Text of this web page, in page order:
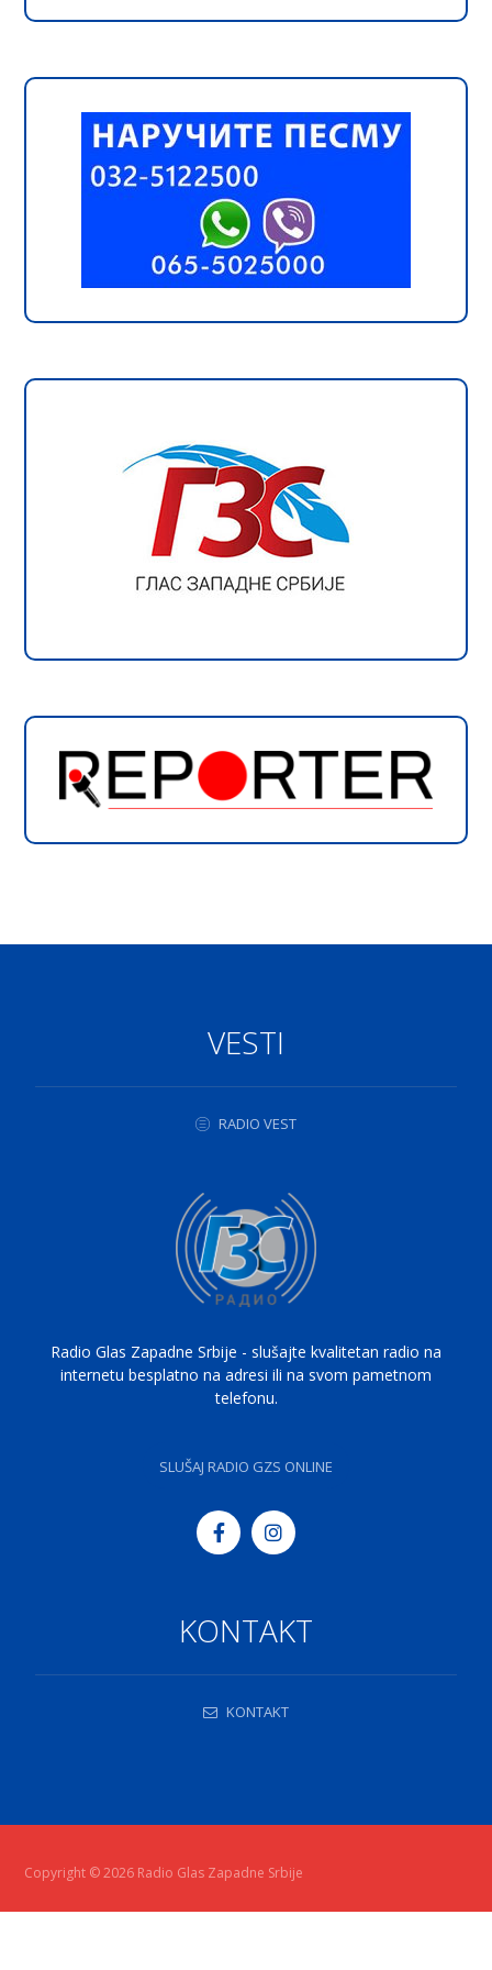
VESTI
RADIO VEST
Radio Glas Zapadne Srbije - slušajte kvalitetan radio na
internetu besplatno na adresi ili na svom pametnom
telefonu.
SLUŠAJ RADIO GZS ONLINE
KONTAKT
KONTAKT
Copyright © 2026 Radio Glas Zapadne Srbije